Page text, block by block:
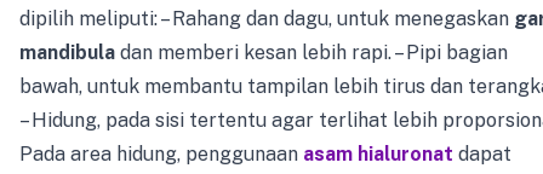
dipilih meliputi: – Rahang dan dagu, untuk menegaskan
mandibula dan memberi kesan lebih rapi. – Pipi bagian
bawah, untuk membantu tampilan lebih tirus dan
– Hidung, pada sisi tertentu agar terlihat lebih
Pada area hidung, penggunaan asam hialuronat dapat